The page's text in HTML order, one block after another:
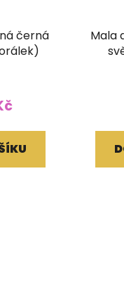
černá
Mala